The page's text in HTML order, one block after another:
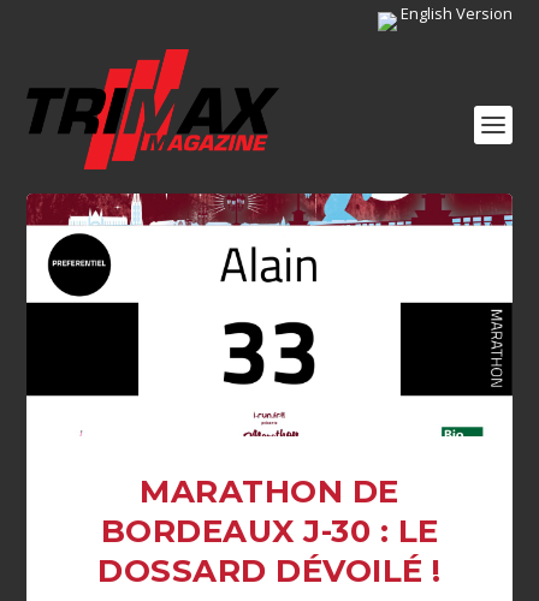
English Version
MARATHON DE
BORDEAUX J-30 : LE
DOSSARD DÉVOILÉ !